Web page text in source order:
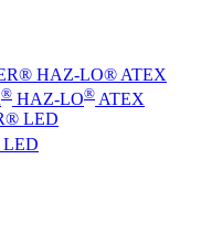
® HAZ-LO® ATEX
LED